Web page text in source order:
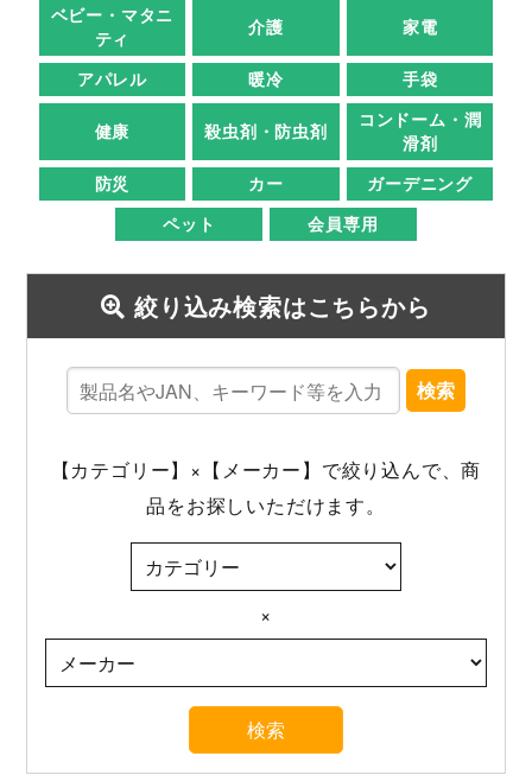
ベビー・マタニ
ティ
介護 家電
アパレル 暖冷 手袋
健康 殺虫剤・防虫剤
コンドーム・潤
滑剤
防災
カー
ガーデニング
ペット
会員専用
絞り込み検索はこちらから
検索
【カテゴリー】×【メーカー】で絞り込んで、商
品をお探しいただけます。
×